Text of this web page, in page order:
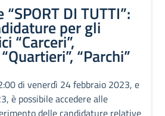
DI TUTTI”:
per gli
“Carceri”,
“Parchi”
di venerdì 24 febbraio 2023, e
è possibile accedere alle
delle candidature relative